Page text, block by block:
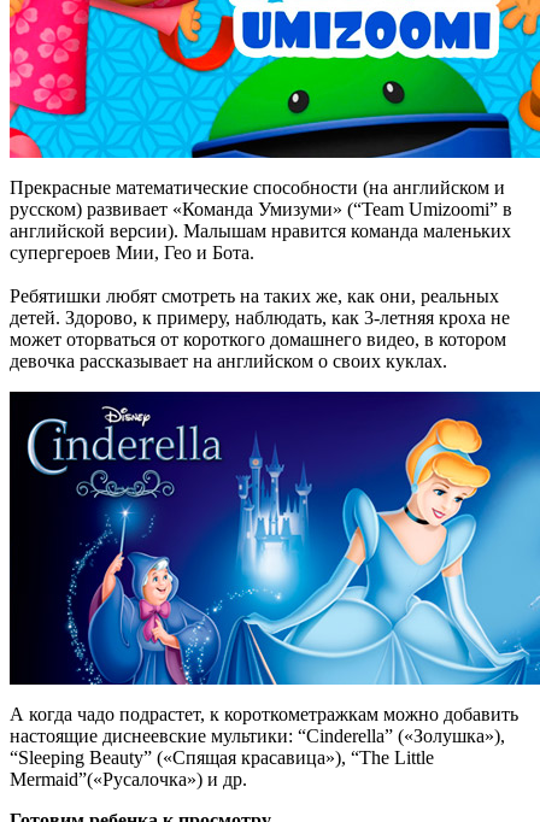
Прекрасные математические способности (на английском и
русском) развивает «Команда Умизуми» (“Team Umizoomi” в
английской версии). Малышам нравится команда маленьких
супергероев Мии, Гео и Бота.
Ребятишки любят смотреть на таких же, как они, реальных
детей. Здорово, к примеру, наблюдать, как 3-летняя кроха не
может оторваться от короткого домашнего видео, в котором
девочка рассказывает на английском о своих куклах.
А когда чадо подрастет, к короткометражкам можно добавить
настоящие диснеевские мультики: “Cinderella” («Золушка»),
“Sleeping Beauty” («Спящая красавица»), “The Little
Mermaid”(«Русалочка») и др.